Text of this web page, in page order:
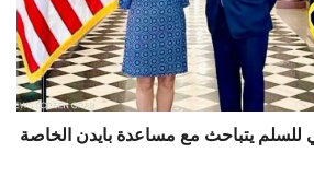
للسلم يتباحث مع مساعدة بايدن الخاصة